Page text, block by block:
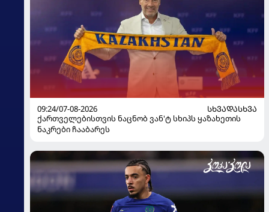
09:24/07-08-2026
ᲡᲮᲕᲐᲓᲐᲡᲮᲕᲐ
ქართველებისთვის ნაცნობ ვან'ტ სხიპს ყაზახეთის
ნაკრები ჩააბარეს